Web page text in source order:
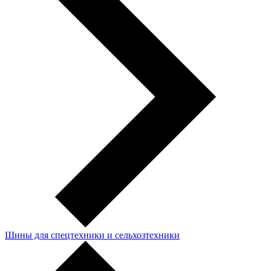
Шины для спецтехники и сельхозтехники